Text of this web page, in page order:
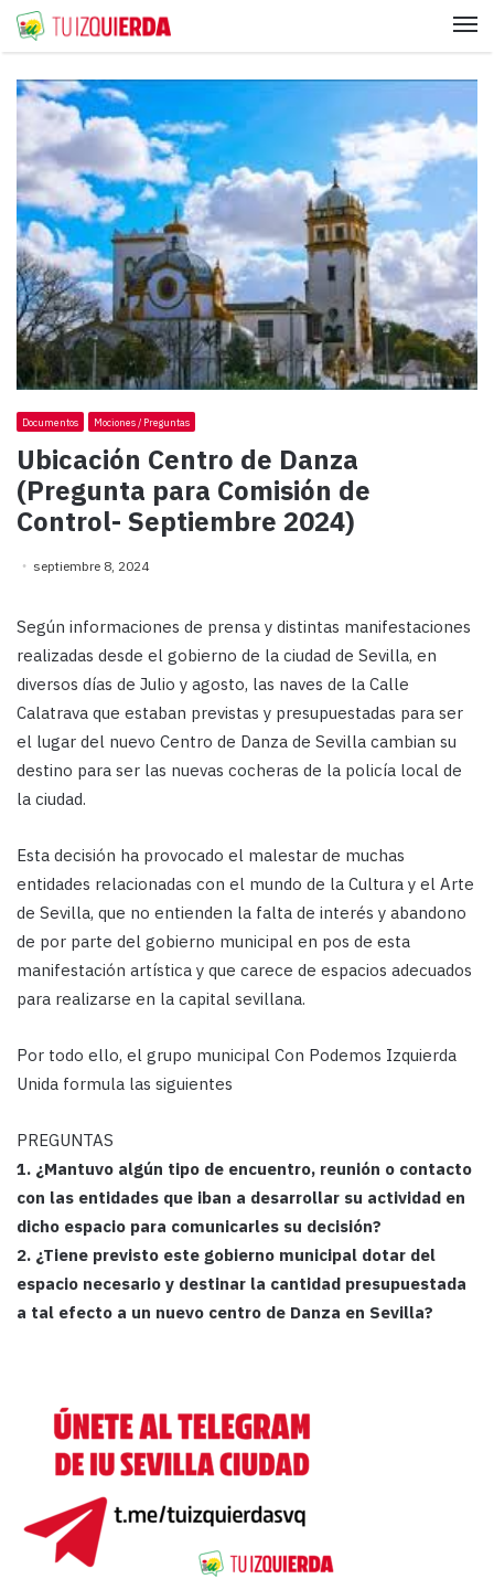
Documentos Mociones / Preguntas
Ubicación Centro de Danza
(Pregunta para Comisión de
Control- Septiembre 2024)
septiembre 8, 2024
Según informaciones de prensa y distintas manifestaciones
realizadas desde el gobierno de la ciudad de Sevilla, en
diversos días de Julio y agosto, las naves de la Calle
Calatrava que estaban previstas y presupuestadas para ser
el lugar del nuevo Centro de Danza de Sevilla cambian su
destino para ser las nuevas cocheras de la policía local de
la ciudad.
Esta decisión ha provocado el malestar de muchas
entidades relacionadas con el mundo de la Cultura y el Arte
de Sevilla, que no entienden la falta de interés y abandono
de por parte del gobierno municipal en pos de esta
manifestación artística y que carece de espacios adecuados
para realizarse en la capital sevillana.
Por todo ello, el grupo municipal Con Podemos Izquierda
Unida formula las siguientes
PREGUNTAS
1. ¿Mantuvo algún tipo de encuentro, reunión o contacto
con las entidades que iban a desarrollar su actividad en
dicho espacio para comunicarles su decisión?
2. ¿Tiene previsto este gobierno municipal dotar del
espacio necesario y destinar la cantidad presupuestada
a tal efecto a un nuevo centro de Danza en Sevilla?